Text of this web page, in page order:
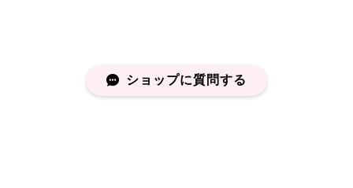
ショップに質問する